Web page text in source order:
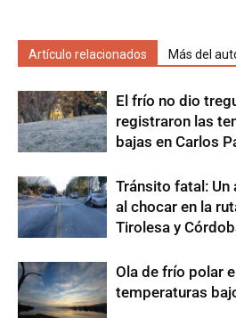
Artículo relacionados Más del
El frío no dio
registraron las
bajas en Carlos
Tránsito fatal:
al chocar en la
Tirolesa y
Ola de frío polar
temperaturas